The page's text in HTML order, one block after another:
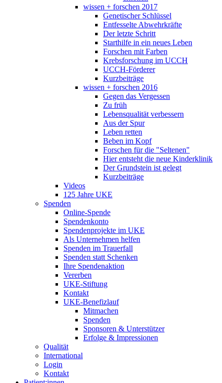
wissen + forschen 2017
Genetischer Schlüssel
Entfesselte Abwehrkräfte
Der letzte Schritt
Starthilfe in ein neues Leben
Forschen mit Farben
Krebsforschung im UCCH
UCCH-Förderer
Kurzbeiträge
wissen + forschen 2016
Gegen das Vergessen
Zu früh
Lebensqualität verbessern
Aus der Spur
Leben retten
Beben im Kopf
Forschen für die "Seltenen"
Hier entsteht die neue Kinderklinik
Der Grundstein ist gelegt
Kurzbeiträge
Videos
125 Jahre UKE
Spenden
Online-Spende
Spendenkonto
Spendenprojekte im UKE
Als Unternehmen helfen
Spenden im Trauerfall
Spenden statt Schenken
Ihre Spendenaktion
Vererben
UKE-Stiftung
Kontakt
UKE-Benefizlauf
Mitmachen
Spenden
Sponsoren & Unterstützer
Erfolge & Impressionen
Qualität
International
Login
Kontakt